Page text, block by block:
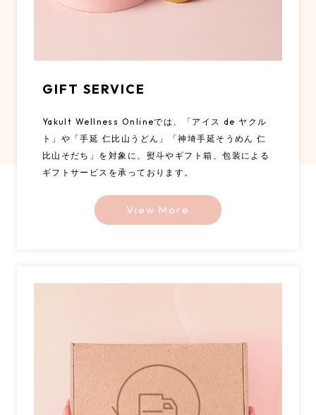
GIFT SERVICE
Yakult Wellness Onlineでは、「アイス de ヤクル
ト」や「手延 仁比山うどん」「神埼手延そうめん 仁
比山そだち」を対象に、熨斗やギフト箱、包装による
ギフトサービスを承っております。
View More